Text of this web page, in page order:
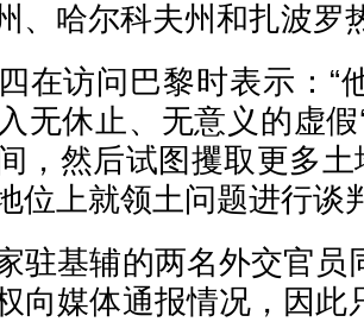
、哈尔科夫州和扎波罗
在访问巴黎时表示：“
无休止、无意义的虚假
，然后试图攫取更多土
位上就领土问题进行谈
驻基辅的两名外交官员
向媒体通报情况，因此